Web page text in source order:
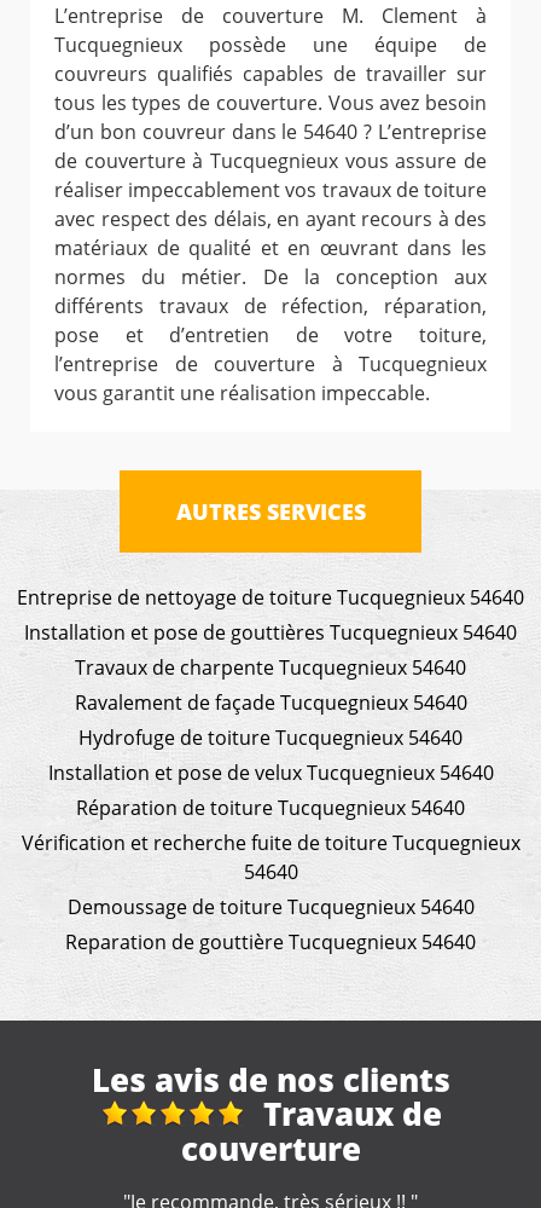
L’entreprise de couverture M. Clement à
Tucquegnieux possède une équipe de
couvreurs qualifiés capables de travailler sur
tous les types de couverture. Vous avez besoin
d’un bon couvreur dans le 54640 ? L’entreprise
de couverture à Tucquegnieux vous assure de
réaliser impeccablement vos travaux de toiture
avec respect des délais, en ayant recours à des
matériaux de qualité et en œuvrant dans les
normes du métier. De la conception aux
différents travaux de réfection, réparation,
pose et d’entretien de votre toiture,
l’entreprise de couverture à Tucquegnieux
vous garantit une réalisation impeccable.
AUTRES SERVICES
Entreprise de nettoyage de toiture Tucquegnieux 54640
Installation et pose de gouttières Tucquegnieux 54640
Travaux de charpente Tucquegnieux 54640
Ravalement de façade Tucquegnieux 54640
Hydrofuge de toiture Tucquegnieux 54640
Installation et pose de velux Tucquegnieux 54640
Réparation de toiture Tucquegnieux 54640
Vérification et recherche fuite de toiture Tucquegnieux
54640
Demoussage de toiture Tucquegnieux 54640
Reparation de gouttière Tucquegnieux 54640
Les avis de nos clients
Nettoyage
"Artisan très professionnel et d'une efficacité
remarquable. Je recommande."